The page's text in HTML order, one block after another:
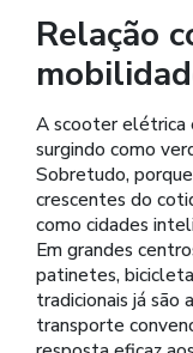
Relação
A scooter elétrica
surgindo como
Sobretudo,
crescentes do
como cidades
Em grandes
patinetes,
tradicionais já são
transporte